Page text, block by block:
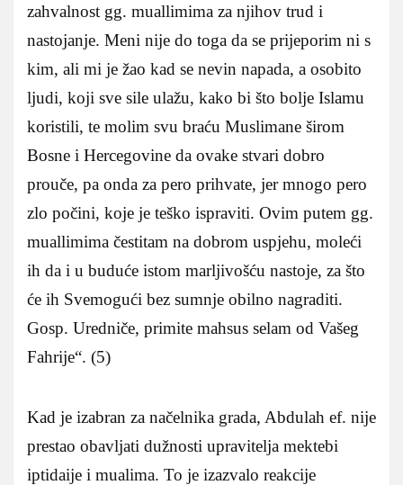
zahvalnost gg. muallimima za njihov trud i
nastojanje. Meni nije do toga da se prijeporim ni s
kim, ali mi je žao kad se nevin napada, a osobito
ljudi, koji sve sile ulažu, kako bi što bolje Islamu
koristili, te molim svu braću Muslimane širom
Bosne i Hercegovine da ovake stvari dobro
prouče, pa onda za pero prihvate, jer mnogo pero
zlo počini, koje je teško ispraviti. Ovim putem gg.
muallimima čestitam na dobrom uspjehu, moleći
ih da i u buduće istom marljivošću nastoje, za što
će ih Svemogući bez sumnje obilno nagraditi.
Gosp. Uredniče, primite mahsus selam od Vašeg
Fahrije“. (5)
Kad je izabran za načelnika grada, Abdulah ef. nije
prestao obavljati dužnosti upravitelja mektebi
iptidaije i mualima. To je izazvalo reakcije